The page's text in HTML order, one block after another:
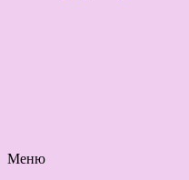
Меню